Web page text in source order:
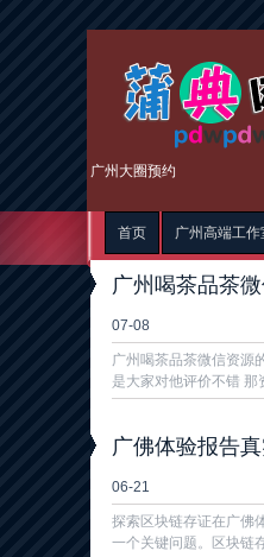
广州大圈预约
首页 广州高端工
广州喝茶品茶
07-08
广州喝茶品茶微信资源
是大家对他评价不错
广佛体验报告
06-21
探索区块链存证在广佛
一个关键问题。区块链